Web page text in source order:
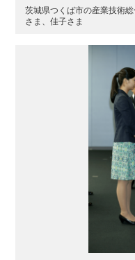
茨城県つくば市の産業技術
さま、佳子さま